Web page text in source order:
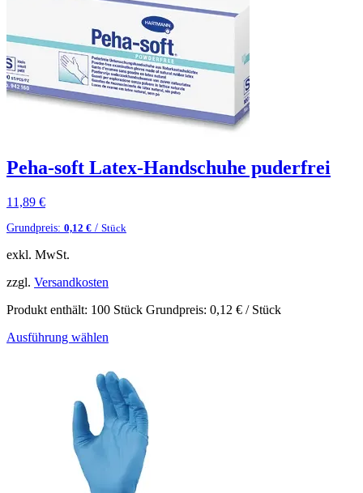
Peha-soft Latex-Handschuhe puderfrei
11,89 €
Grundpreis: 0,12 € / Stück
exkl. MwSt.
zzgl. Versandkosten
Produkt enthält: 100 Stück Grundpreis: 0,12 € / Stück
Ausführung wählen